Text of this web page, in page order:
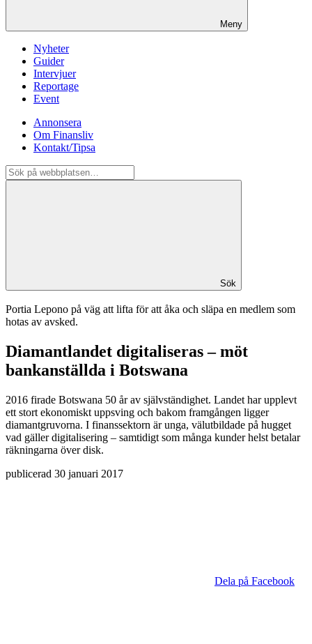
Meny
Nyheter
Guider
Intervjuer
Reportage
Event
Annonsera
Om Finansliv
Kontakt/Tipsa
Sök
Portia Lepono på väg att lifta för att åka och släpa en medlem som
hotas av avsked.
Diamantlandet digitaliseras – möt
bankanställda i Botswana
2016 firade Botswana 50 år av självständighet. Landet har upplevt
ett stort ekonomiskt uppsving och bakom framgången ligger
diamantgruvorna. I finanssektorn är unga, välutbildade på hugget
vad gäller digitalisering – samtidigt som många kunder helst betalar
räkningarna över disk.
publicerad 30 januari 2017
Dela på Facebook